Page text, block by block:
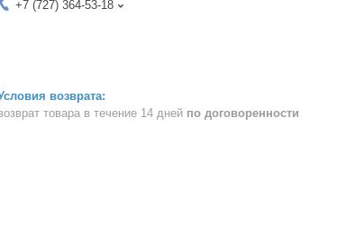
+7 (727) 364-53-18
товара в течение 14 дней по договоренности